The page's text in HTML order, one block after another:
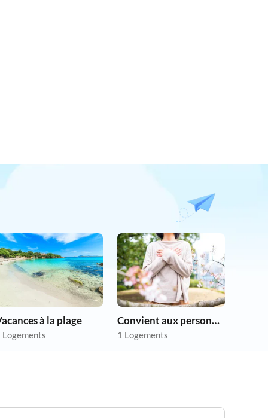
à la plage
Logements
Convient aux personnes allergiques
1 Logements